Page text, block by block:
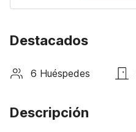
Destacados
6 Huéspedes
Descripción